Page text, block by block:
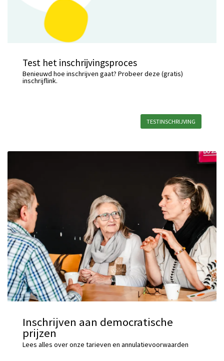
Test het inschrijvingsproces
Benieuwd hoe inschrijven gaat? Probeer deze (gratis)
inschrijflink.
TESTINSCHRIJVING
Inschrijven aan democratische
prijzen
Lees alles over onze tarieven en annulatievoorwaarden